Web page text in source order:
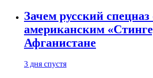
Зачем русский спецназ
американским
Афганистане
3 дня спустя